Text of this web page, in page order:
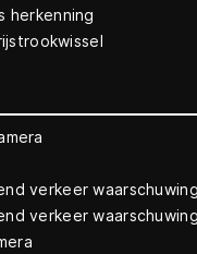
herkenning
verkeer waarschuwing
verkeer waarschuwing